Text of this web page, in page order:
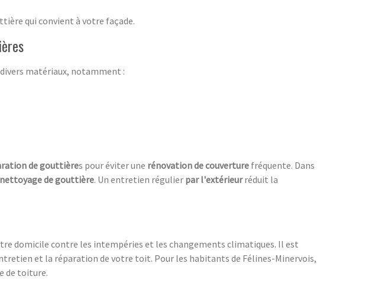
qui convient à votre façade.
matériaux, notamment :
degouttières pour éviter une rénovation de couverture fréquente. Dans
nettoyage de gouttière. Un entretien régulier par l'extérieurréduit la
domicile contre les intempéries et les changements climatiques. Il est
et la réparation de votre toit. Pour les habitants de Félines-Minervois,
de toiture.